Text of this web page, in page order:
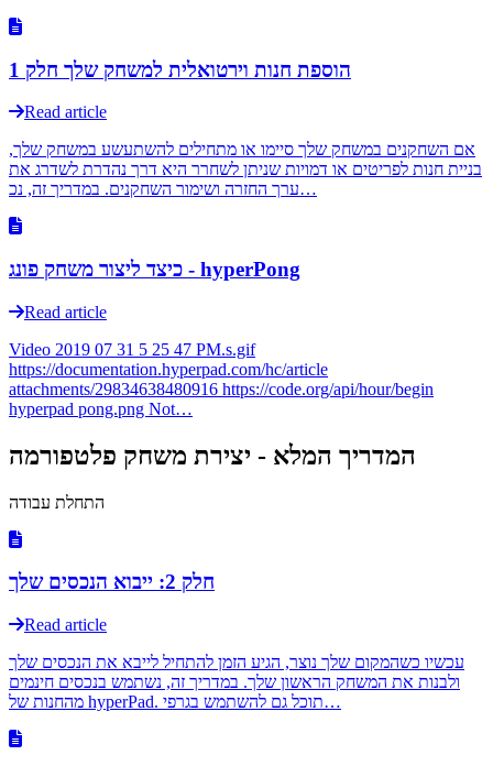
הוספת חנות וירטואלית למשחק שלך חלק 1
Read article
אם השחקנים במשחק שלך סיימו או מתחילים להשתעשע במשחק שלך,
בניית חנות לפריטים או דמויות שניתן לשחרר היא דרך נהדרת לשדרג את
ערך החזרה ושימור השחקנים. במדריך זה, נכ…
כיצד ליצור משחק פונג - hyperPong
Read article
Video 2019 07 31 5 25 47 PM.s.gif
https://documentation.hyperpad.com/hc/article
attachments/29834638480916 https://code.org/api/hour/begin
hyperpad pong.png Not…
המדריך המלא - יצירת משחק פלטפורמה
התחלת עבודה
חלק 2: ייבוא הנכסים שלך
Read article
עכשיו כשהמקום שלך נוצר, הגיע הזמן להתחיל לייבא את הנכסים שלך
ולבנות את המשחק הראשון שלך. במדריך זה, נשתמש בנכסים חינמים
מהחנות של hyperPad. תוכל גם להשתמש בגרפי…